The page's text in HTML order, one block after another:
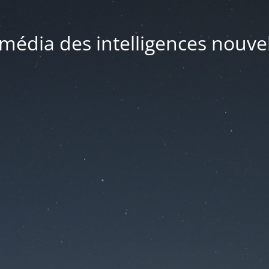
des intelligences